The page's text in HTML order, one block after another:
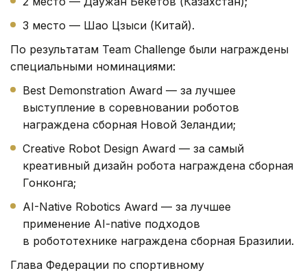
3 место — Шао Цзыси (Китай).
По результатам Team Challenge были награждены
специальными номинациями:
Best Demonstration Award — за лучшее
выступление в соревновании роботов
награждена сборная Новой Зеландии;
Creative Robot Design Award — за самый
креативный дизайн робота награждена сборная
Гонконга;
AI-Native Robotics Award — за лучшее
применение AI-native подходов
в робототехнике награждена сборная Бразилии.
Глава Федерации по спортивному